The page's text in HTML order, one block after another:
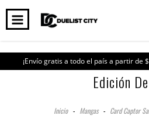
¡Envío gratis a todo el país a partir de
Edición
Inicio - Mangas - Card Captor